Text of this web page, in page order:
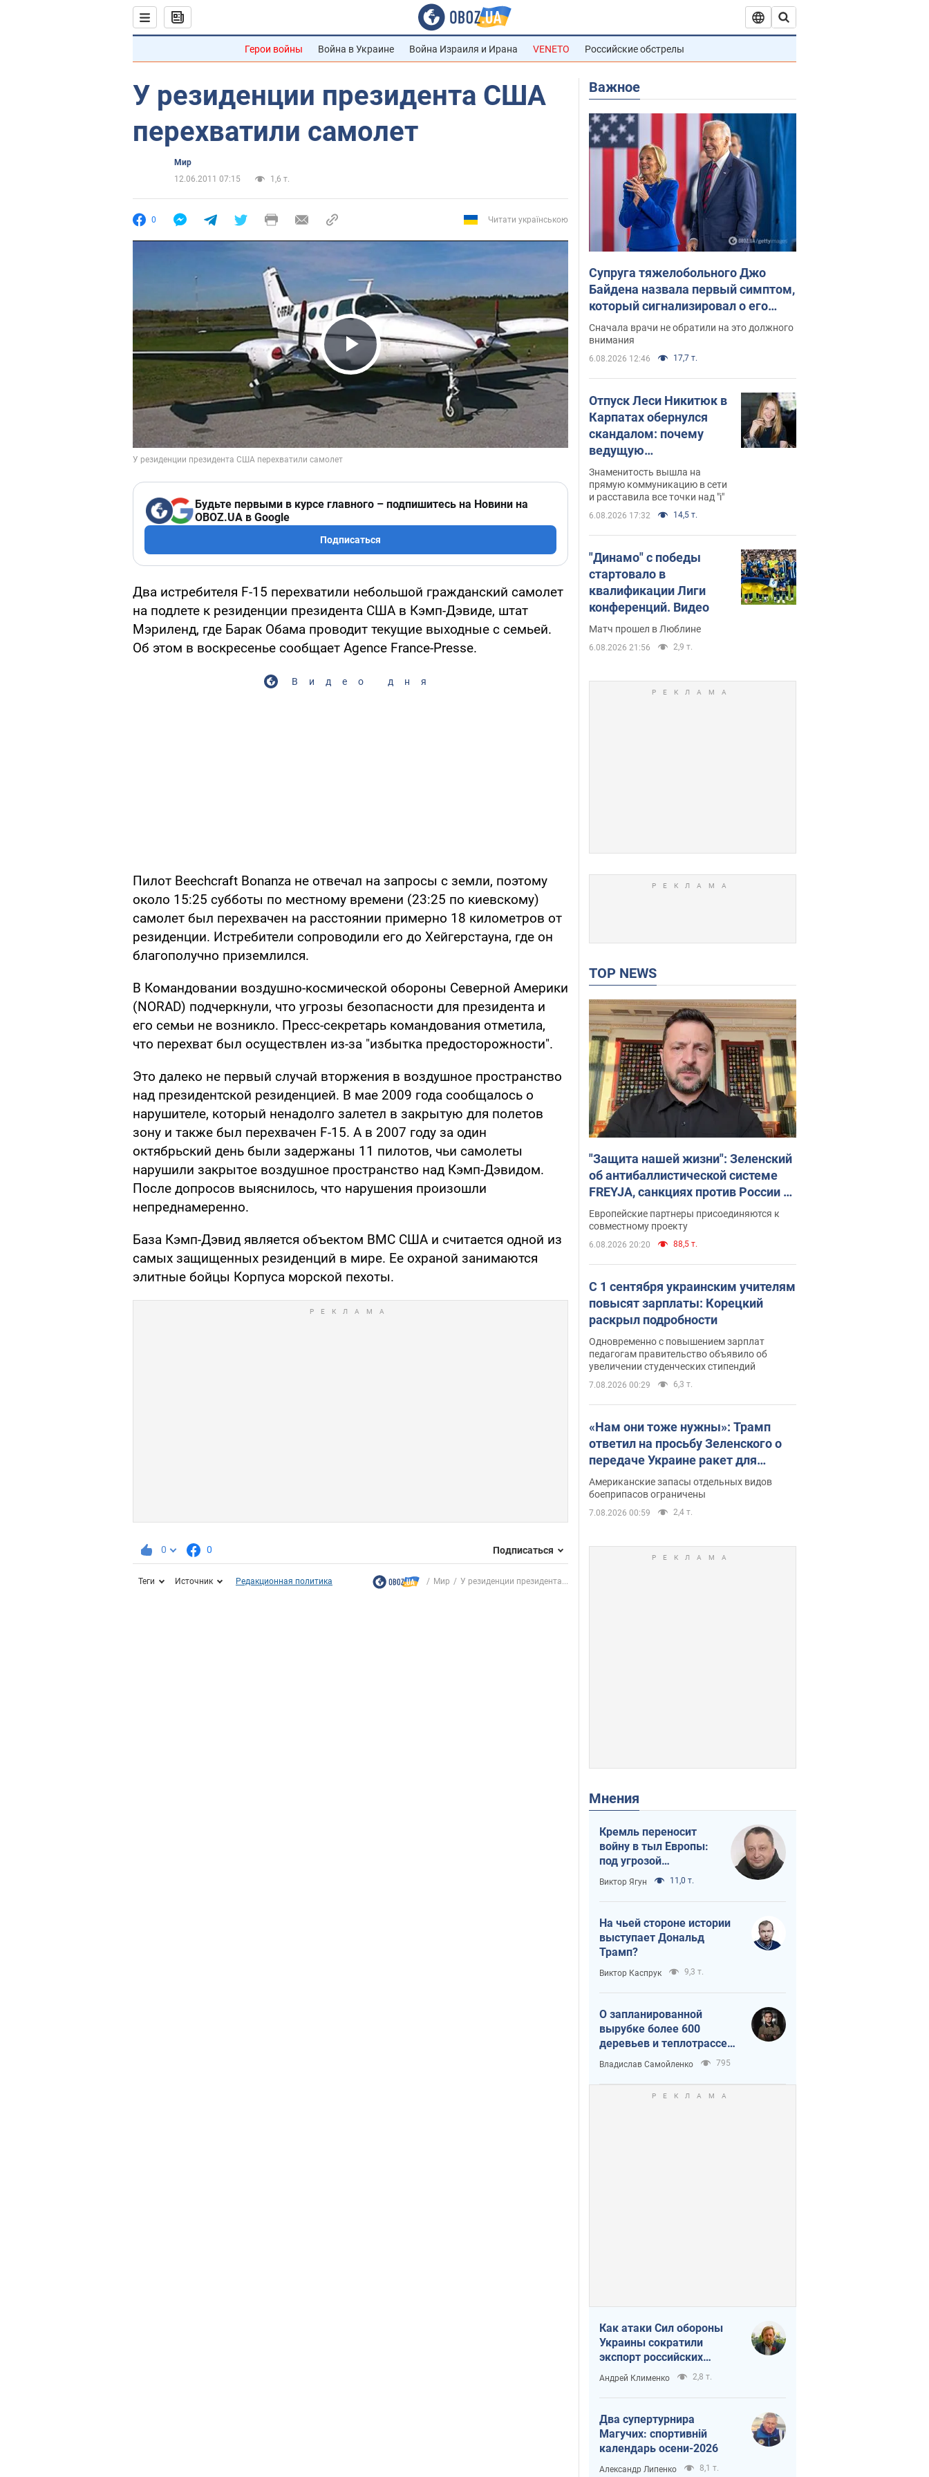
Герои войны Война в Украине Война Израиля и Ирана VENETO Российские обстрелы
У резиденции президента США
перехватили самолет
Мир
12.06.2011 07:15
1,6 т.
0 Читати українською
Play Video
Будьте первыми в курсе главного – подпишитесь на Новини на
OBOZ.UA в Google
Подписаться
Два истребителя F-15 перехватили небольшой гражданский самолет
на подлете к резиденции президента США в Кэмп-Дэвиде, штат
Мэриленд, где Барак Обама проводит текущие выходные с семьей.
Об этом в воскресенье сообщает Agence France-Presse.
Видео дня
Пилот Beechcraft Bonanza не отвечал на запросы с земли, поэтому
около 15:25 субботы по местному времени (23:25 по киевскому)
самолет был перехвачен на расстоянии примерно 18 километров от
резиденции. Истребители сопроводили его до Хейгерстауна, где он
благополучно приземлился.
В Командовании воздушно-космической обороны Северной Америки
(NORAD) подчеркнули, что угрозы безопасности для президента и
его семьи не возникло. Пресс-секретарь командования отметила,
что перехват был осуществлен из-за "избытка предосторожности".
Это далеко не первый случай вторжения в воздушное пространство
над президентской резиденцией. В мае 2009 года сообщалось о
нарушителе, который ненадолго залетел в закрытую для полетов
зону и также был перехвачен F-15. А в 2007 году за один
октябрьский день были задержаны 11 пилотов, чьи самолеты
нарушили закрытое воздушное пространство над Кэмп-Дэвидом.
После допросов выяснилось, что нарушения произошли
непреднамеренно.
База Кэмп-Дэвид является объектом ВМС США и считается одной из
самых защищенных резиденций в мире. Ее охраной занимаются
элитные бойцы Корпуса морской пехоты.
0 0 Подписаться
Теги Источник Редакционная политика Мир У резиденции президента...
Важное
Супруга тяжелобольного Джо
Байдена назвала первый симптом,
который сигнализировал о его
"агрессивном" раке
Сначала врачи не обратили на это должного
внимания
6.08.2026 12:46 17,7 т.
Отпуск Леси Никитюк в
Карпатах обернулся
скандалом: почему
ведущую
несправедливо
захейтили
Знаменитость вышла на
прямую коммуникацию в сети
и расставила все точки над "i"
6.08.2026 17:32 14,5 т.
"Динамо" с победы
стартовало в
квалификации Лиги
конференций. Видео
Матч прошел в Люблине
6.08.2026 21:56 2,9 т.
TOP NEWS
"Защита нашей жизни": Зеленский
об антибаллистической системе
FREYJA, санкциях против России и
поддержке аграриев. Видео
Европейские партнеры присоединяются к
совместному проекту
6.08.2026 20:20 88,5 т.
С 1 сентября украинским учителям
повысят зарплаты: Корецкий
раскрыл подробности
Одновременно с повышением зарплат
педагогам правительство объявило об
увеличении студенческих стипендий
7.08.2026 00:29 6,3 т.
«Нам они тоже нужны»: Трамп
ответил на просьбу Зеленского о
передаче Украине ракет для
Patriot
Американские запасы отдельных видов
боеприпасов ограничены
7.08.2026 00:59 2,4 т.
Мнения
Кремль переносит
войну в тыл Европы:
под угрозой
критическая
логистика
Виктор Ягун 11,0 т.
На чьей стороне истории
выступает Дональд
Трамп?
Виктор Каспрук 9,3 т.
О запланированной
вырубке более 600
деревьев и теплотрассе:
что происходит на
Теремках в Киеве
Владислав Самойленко 795
Как атаки Сил обороны
Украины сократили
экспорт российских
нефтепродуктов
Андрей Клименко 2,8 т.
Два супертурнира
Магучих: спортивній
календарь осени-2026
Александр Липенко 8,1 т.